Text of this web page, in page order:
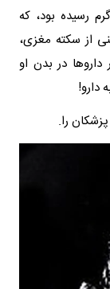
طبیعی (حدود ۱۴۰۰ گرم) به ۱۵۷۵ گرم رسیده بود، که
از سکته مغزی،
در بدن او
دارو!
را.